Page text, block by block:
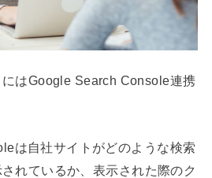
にはGoogle Search Console連携
は自社サイトがどのような検索
れているか、表示された際のク